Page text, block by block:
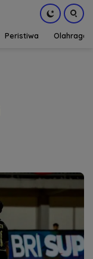
Peristiwa Olahraga